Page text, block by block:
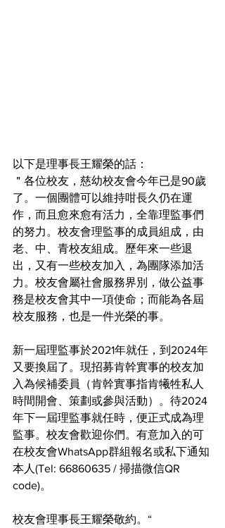
以下是理事長王耀榮的話：
＂各位校友，慈幼校友會今年已是90歲
了。一個團體可以維持咁長久仍在運
作，而且愈來愈有活力，全靠理監事們
的努力。校友會理監事的成員組成，由
老、中、青校友組成。歷年來一些退
出，又有一些校友加入，為團隊添加活
力。校友會屬社會服務界別，做公益事
務是校友會其中一項使命；而能為各屆
校友服務，也是一件光榮的事。
新一屆理監事於2021年就任，到2024年
又要換屆了。現招募肯幹實事的校友加
入為候補委員（肯幹實事指肯犧牲私人
時間開會、策劃或參與活動）。待2024
年下一屆理監事就任時，便正式成為理
監事。校友會歡迎你們。有意加入的可
在校友會WhatsApp群組報名或私下通知
本人(Tel: 66860635 / 掃描微信QR
code)。
校友會理事長王耀榮敬約。“